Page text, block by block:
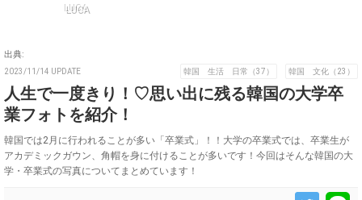
LUCA
出典:
2023/11/14 UPDATE 韓国 生活 日常（37） 韓国 文化（23）
人生で一度きり！♡思い出に残る韓国の大学卒
業フォトを紹介！
韓国では2月に行われることが多い「卒業式」！！大学の卒業式では、卒業生が
アカデミックガウン、角帽を身に付けることが多いです！今回はそんな韓国の大
学・卒業式の写真についてまとめています！